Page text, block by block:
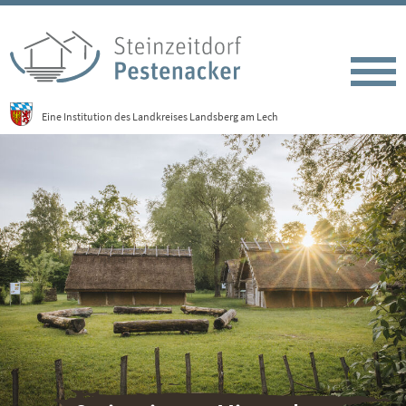
Eine Institution des Landkreises Landsberg am Lech